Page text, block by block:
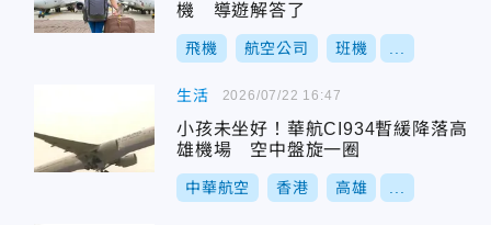
機 導遊解答了
飛機 航空公司 班機
生活
小孩未坐好！華航CI934暫緩降落高
雄機場 空中盤旋一圈
中華航空 香港 高雄
2026/07/22 16:47